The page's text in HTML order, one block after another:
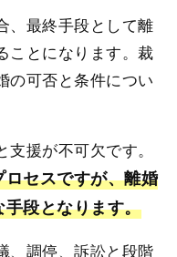
、最終手段として離
ことになります。裁
の可否と条件につい
援が不可欠です。
セスですが、離婚
段となります。
、調停、訴訟と段階